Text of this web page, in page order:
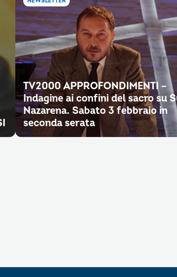
TV2000 APPROFONDIMENTI –
Indagine ai confini del sacro su
Nazarena. Sabato 3 febbraio in
seconda serata